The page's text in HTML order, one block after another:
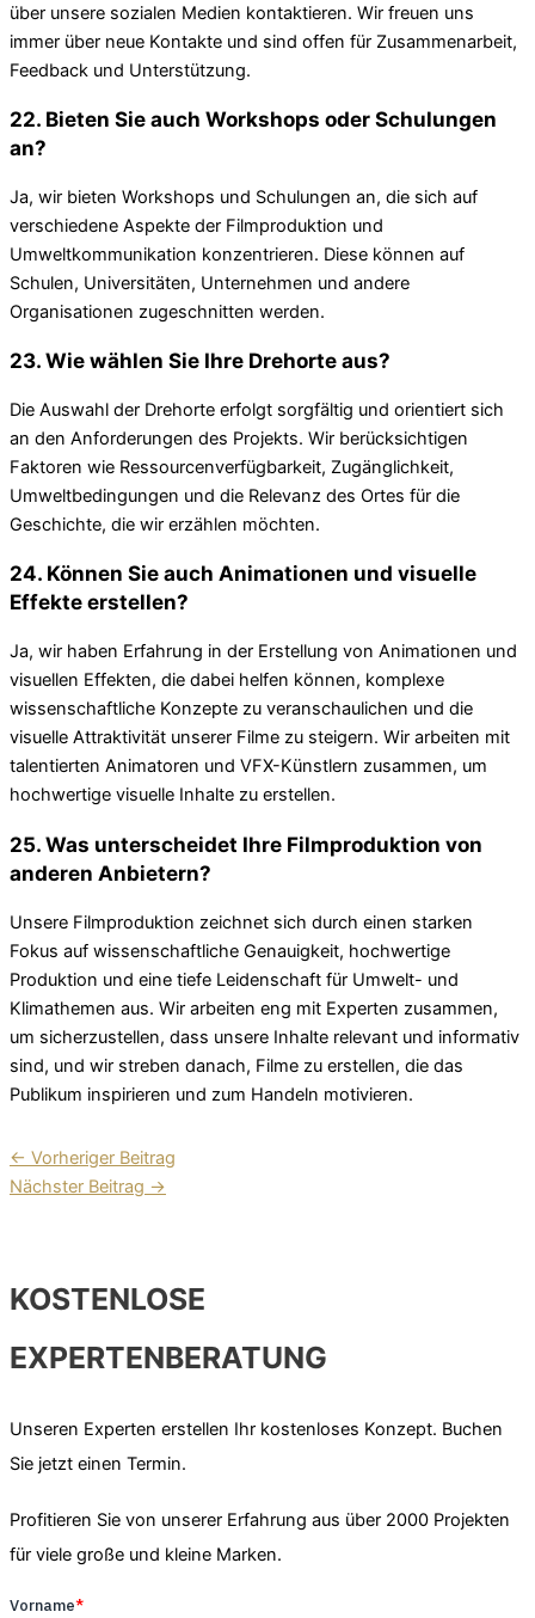
über unsere sozialen Medien kontaktieren. Wir freuen uns
immer über neue Kontakte und sind offen für Zusammenarbeit,
Feedback und Unterstützung.
22. Bieten Sie auch Workshops oder Schulungen
an?
Ja, wir bieten Workshops und Schulungen an, die sich auf
verschiedene Aspekte der Filmproduktion und
Umweltkommunikation konzentrieren. Diese können auf
Schulen, Universitäten, Unternehmen und andere
Organisationen zugeschnitten werden.
23. Wie wählen Sie Ihre Drehorte aus?
Die Auswahl der Drehorte erfolgt sorgfältig und orientiert sich
an den Anforderungen des Projekts. Wir berücksichtigen
Faktoren wie Ressourcenverfügbarkeit, Zugänglichkeit,
Umweltbedingungen und die Relevanz des Ortes für die
Geschichte, die wir erzählen möchten.
24. Können Sie auch Animationen und visuelle
Effekte erstellen?
Ja, wir haben Erfahrung in der Erstellung von Animationen und
visuellen Effekten, die dabei helfen können, komplexe
wissenschaftliche Konzepte zu veranschaulichen und die
visuelle Attraktivität unserer Filme zu steigern. Wir arbeiten mit
talentierten Animatoren und VFX-Künstlern zusammen, um
hochwertige visuelle Inhalte zu erstellen.
25. Was unterscheidet Ihre Filmproduktion von
anderen Anbietern?
Unsere Filmproduktion zeichnet sich durch einen starken
Fokus auf wissenschaftliche Genauigkeit, hochwertige
Produktion und eine tiefe Leidenschaft für Umwelt- und
Klimathemen aus. Wir arbeiten eng mit Experten zusammen,
um sicherzustellen, dass unsere Inhalte relevant und informativ
sind, und wir streben danach, Filme zu erstellen, die das
Publikum inspirieren und zum Handeln motivieren.
← Vorheriger Beitrag
Nächster Beitrag →
KOSTENLOSE
EXPERTENBERATUNG
Unseren Experten erstellen Ihr kostenloses Konzept. Buchen
Sie jetzt einen Termin.
Profitieren Sie von unserer Erfahrung aus über 2000 Projekten
für viele große und kleine Marken.